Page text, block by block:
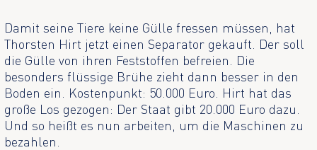
Damit seine Tiere keine Gülle fressen müssen, hat
Thorsten Hirt jetzt einen Separator gekauft. Der soll
die Gülle von ihren Feststoffen befreien. Die
besonders flüssige Brühe zieht dann besser in den
Boden ein. Kostenpunkt: 50.000 Euro. Hirt hat das
große Los gezogen: Der Staat gibt 20.000 Euro dazu.
Und so heißt es nun arbeiten, um die Maschinen zu
bezahlen.